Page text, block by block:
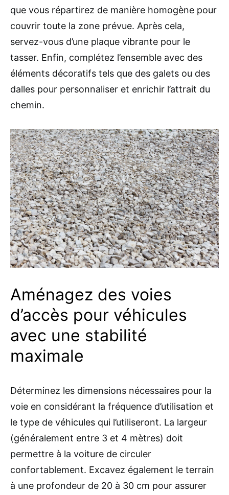
que vous répartirez de manière homogène pour
couvrir toute la zone prévue. Après cela,
servez-vous d’une plaque vibrante pour le
tasser. Enfin, complétez l’ensemble avec des
éléments décoratifs tels que des galets ou des
dalles pour personnaliser et enrichir l’attrait du
chemin.
Aménagez des voies
d’accès pour véhicules
avec une stabilité
maximale
Déterminez les dimensions nécessaires pour la
voie en considérant la fréquence d’utilisation et
le type de véhicules qui l’utiliseront. La largeur
(généralement entre 3 et 4 mètres) doit
permettre à la voiture de circuler
confortablement. Excavez également le terrain
à une profondeur de 20 à 30 cm pour assurer